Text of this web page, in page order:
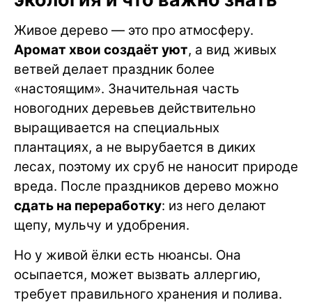
Живое дерево — это про атмосферу.
Аромат хвои создаёт уют, а вид живых
ветвей делает праздник более
«настоящим». Значительная часть
новогодних деревьев действительно
выращивается на специальных
плантациях, а не вырубается в диких
лесах, поэтому их сруб не наносит природе
вреда. После праздников дерево можно
сдать на переработку: из него делают
щепу, мульчу и удобрения.
Но у живой ёлки есть нюансы. Она
осыпается, может вызвать аллергию,
требует правильного хранения и полива.